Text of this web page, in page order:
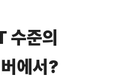
준의
에서?